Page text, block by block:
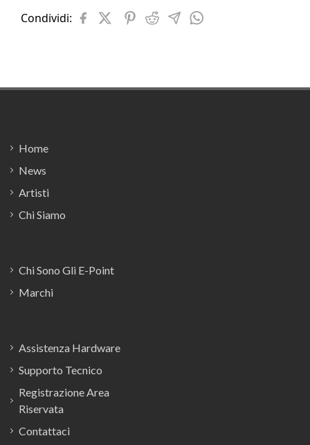
Condividi:
Home
News
Artisti
Chi Siamo
Chi Sono Gli E-Point
Marchi
Assistenza Hardware
Supporto Tecnico
Registrazione Area
Riservata
Contattaci